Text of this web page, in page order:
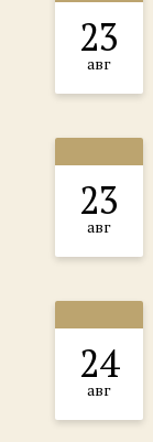
23
авг
23
авг
24
авг